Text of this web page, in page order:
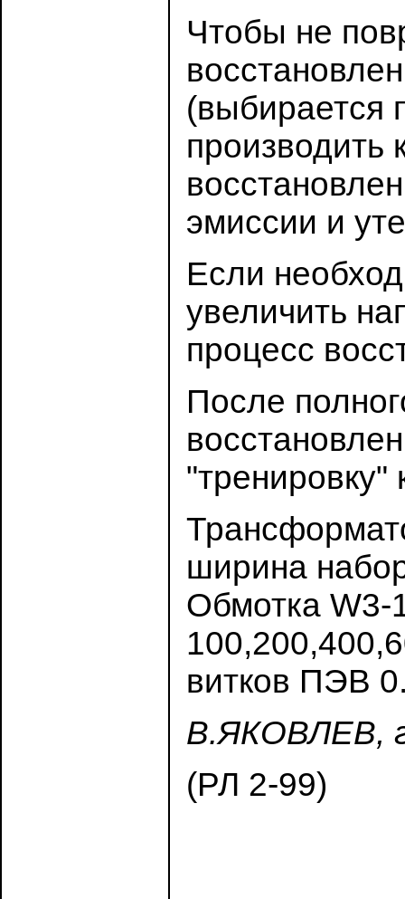
Чтобы не
(выбирается
производить
эмиссии и
Если
увеличить
процесс
После
"тренировку"
ширина
Обмотка W3-
витков ПЭВ
В.ЯКОВЛЕВ,
(РЛ 2-99)